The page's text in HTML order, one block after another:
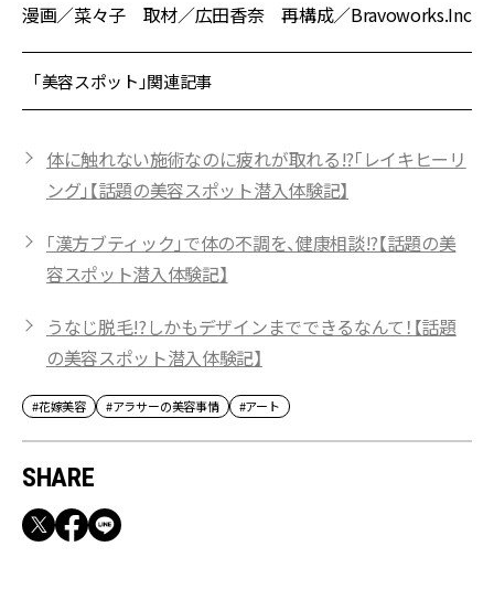
漫画／菜々子 取材／広田香奈 再構成／Bravoworks.Inc
「美容スポット」関連記事
体に触れない施術なのに疲れが取れる!?「レイキヒーリ
ング」【話題の美容スポット潜入体験記】
「漢方ブティック」で体の不調を、健康相談!?【話題の美
容スポット潜入体験記】
うなじ脱毛!?しかもデザインまでできるなんて！【話題
の美容スポット潜入体験記】
#花嫁美容 #アラサーの美容事情 #アート
SHARE